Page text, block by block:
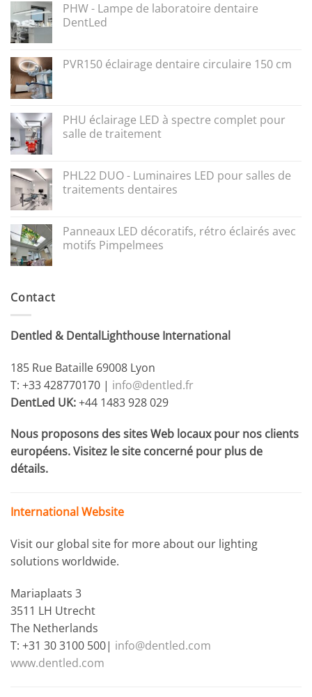
PHW - Lampe de laboratoire dentaire
DentLed
PVR150 éclairage dentaire circulaire 150 cm
PHU éclairage LED à spectre complet pour
salle de traitement
PHL22 DUO - Luminaires LED pour salles de
traitements dentaires
Panneaux LED décoratifs, rétro éclairés avec
motifs Pimpelmees
Contact
Dentled & DentalLighthouse International
185 Rue Bataille 69008 Lyon
T: +33 428770170 | info@dentled.fr
DentLed UK:+44 1483 928 029
Nous proposons des sites Web locaux pour nos clients
européens. Visitez le site concerné pour plus de
détails.
International Website
Visit our global site for more about our lighting
solutions worldwide.
Mariaplaats 3
3511 LH Utrecht
The Netherlands
T: +31 30 3100 500| info@dentled.com
www.dentled.com